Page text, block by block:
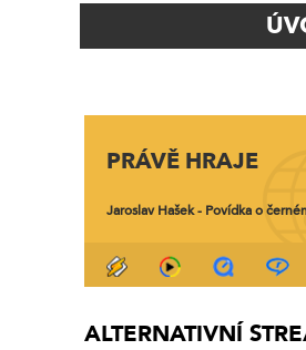
Navigation
PRÁVĚ HRAJE
Jaroslav Hašek - Povídka o
ALTERNATIVNÍ